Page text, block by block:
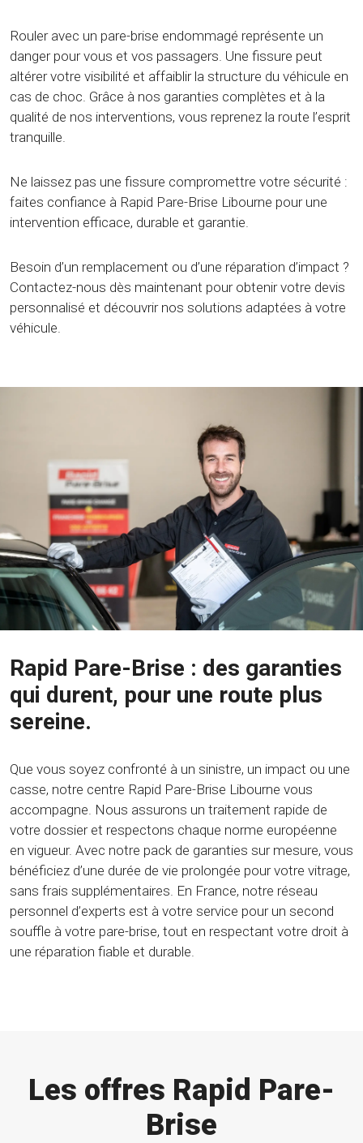
Rouler avec un pare-brise endommagé représente un
danger pour vous et vos passagers. Une fissure peut
altérer votre visibilité et affaiblir la structure du véhicule en
cas de choc. Grâce à nos garanties complètes et à la
qualité de nos interventions, vous reprenez la route l’esprit
tranquille.
Ne laissez pas une fissure compromettre votre sécurité :
faites confiance à Rapid Pare-Brise Libourne pour une
intervention efficace, durable et garantie.
Besoin d’un remplacement ou d’une réparation d’impact ?
Contactez-nous dès maintenant pour obtenir votre devis
personnalisé et découvrir nos solutions adaptées à votre
véhicule.
Rapid Pare-Brise : des garanties
qui durent, pour une route plus
sereine.
Que vous soyez confronté à un sinistre, un impact ou une
casse, notre centre Rapid Pare-Brise Libourne vous
accompagne. Nous assurons un traitement rapide de
votre dossier et respectons chaque norme européenne
en vigueur. Avec notre pack de garanties sur mesure, vous
bénéficiez d’une durée de vie prolongée pour votre vitrage,
sans frais supplémentaires. En France, notre réseau
personnel d’experts est à votre service pour un second
souffle à votre pare-brise, tout en respectant votre droit à
une réparation fiable et durable.
Les offres Rapid Pare-
Brise